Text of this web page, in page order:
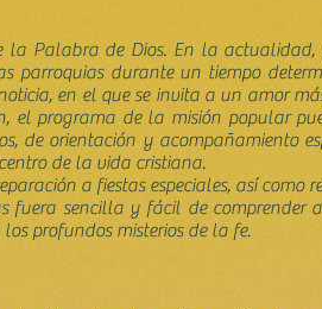
la Palabra de Dios. En la actualidad,
parroquias durante un tiempo
en el que se invita a un amor
el programa de la misión popular
de orientación y acompañamiento
de la vida cristiana.
a fiestas especiales, así como
fuera sencilla y fácil de comprender
profundos misterios de la fe.